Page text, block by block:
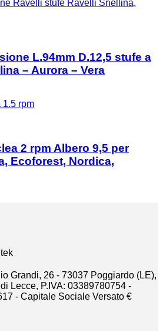
L.94mm D.12,5 stufe a
– Aurora – Vera
2 rpm Albero 9,5 per
Ecoforest, Nordica,
Grandi, 26 - 73037 Poggiardo (LE),
Lecce, P.IVA: 03389780754 -
- Capitale Sociale Versato €